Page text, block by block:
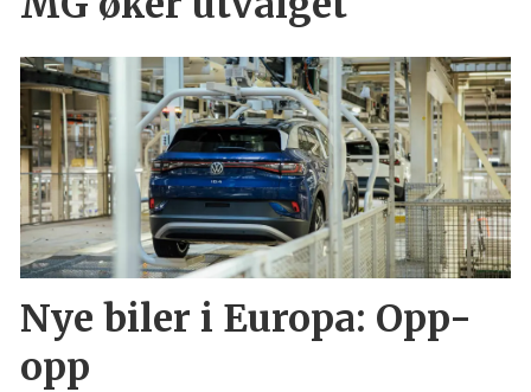
Nye biler i Europa: Opp-
opp